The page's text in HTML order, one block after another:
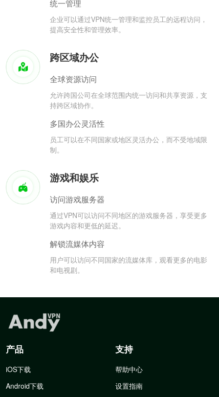
统一管理
企业可以通过VPN统一管理和监控员工的远程访问，
提高安全性和管理效率。
跨区域办公
全球资源访问
允许跨国公司在全球范围内统一访问和共享资源，支
持跨区域协作。
多国办公灵活性
员工可以在不同国家或地区灵活办公，而不受地域限
制。
游戏和娱乐
访问游戏服务器
通过VPN可以访问不同地区的游戏服务器，享受更多
游戏内容和更低的延迟。
解锁流媒体内容
用户可以访问不同国家的流媒体库，观看更多的电影
和电视剧。
产品
iOS下载
Android下载
支持
帮助中心
设置指南